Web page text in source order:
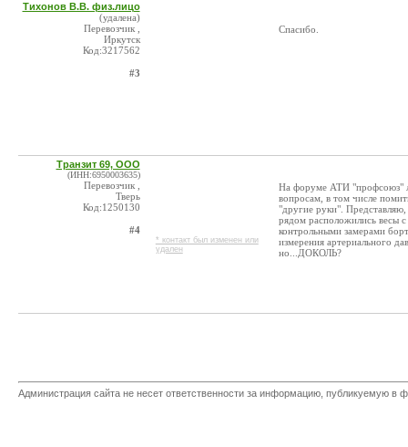
Тихонов В.В. физ.лицо
(удалена)
Перевозчик ,
Иркутск
Код:3217562
#3
Спасибо.
Транзит 69, ООО
(ИНН:6950003635)
Перевозчик ,
Тверь
Код:1250130
#4
* контакт был изменен или
удален
На форуме АТИ "профсоюз"
вопросам, в том числе
"другие руки".
рядом расположились весы с
контрольными замерами
измерения артериального
но...ДОКОЛЬ?
Администрация сайта не несет ответственности за информацию, публикуемую